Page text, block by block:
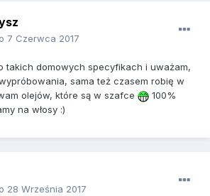
7 Czerwca 2017
o takich domowych specyfikach i uważam,
sama też czasem robię w
olejów, które są w szafce
100%
na włosy :)
28 Września 2017